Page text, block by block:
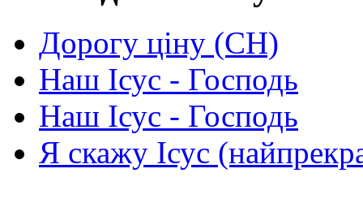
Дорогу ціну (СН)
Наш Ісус - Господь
Наш Ісус - Господь
Я скажу Ісус